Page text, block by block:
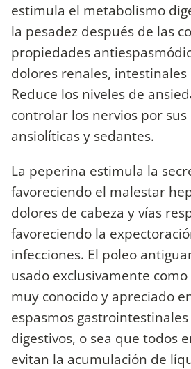
estimula el metabolismo
la pesadez después de las
propiedades
dolores renales,
Reduce los niveles de
controlar los nervios por
ansiolíticas y sedantes.
La peperina estimula la
favoreciendo el malestar
dolores de cabeza y vías
favoreciendo la
infecciones. El poleo
usado exclusivamente
muy conocido y apreciado
espasmos
digestivos, o sea que todos
evitan la acumulación de